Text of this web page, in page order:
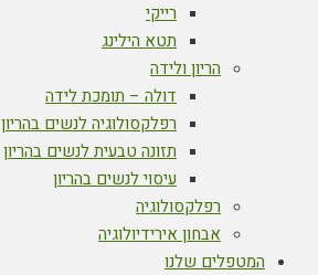
רייקי
תטא הילינג
הריון ולידה
דולה – תומכת לידה
רפלקסולוגיה לנשים בהריון
תזונה טבעית לנשים בהריון
עיסוי לנשים בהריון
רפלקסולוגיה
אבחון אירידיולוגיה
המטפלים שלנו